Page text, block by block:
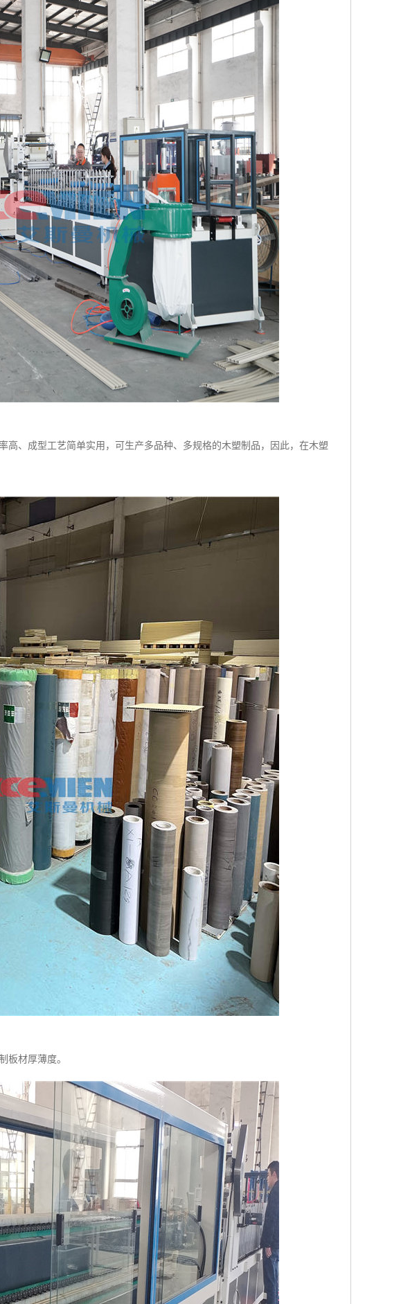
、成型工艺简单实用，可生产多品种、多规格的木塑制品，因此，在木塑
板材厚薄度。